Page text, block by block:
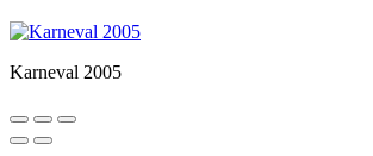
Karneval 2005